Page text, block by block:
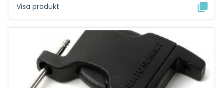
Visa produkt